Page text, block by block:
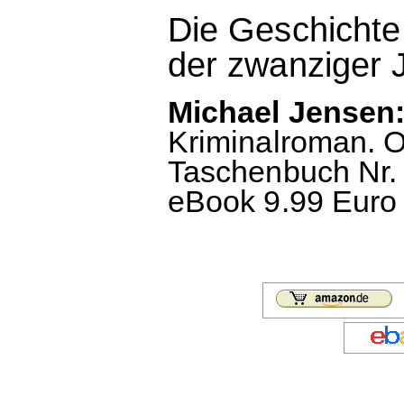
Die
der zwanziger
Michael
Kriminalroman.
Taschenbuch
eBook 9.99